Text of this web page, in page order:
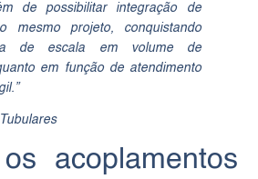
de possibilitar integração de
mesmo projeto, conquistando
de escala em volume de
em função de atendimento
acoplamentos